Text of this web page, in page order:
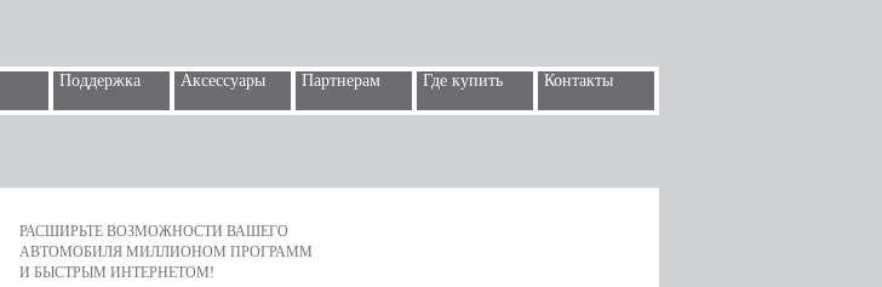
Поддержка Аксессуары Партнерам Где купить Контакты
РАСШИРЬТЕ ВОЗМОЖНОСТИ ВАШЕГО
АВТОМОБИЛЯ МИЛЛИОНОМ ПРОГРАММ
И БЫСТРЫМ ИНТЕРНЕТОМ!